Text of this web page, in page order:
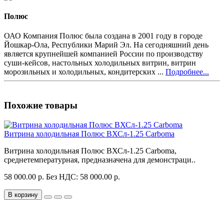
Полюс
ОАО Компания Полюс была создана в 2001 году в городе
Йошкар-Ола, Республики Марий Эл. На сегодняшний день
является крупнейшей компанией России по производству
суши-кейсов, настольных холодильных витрин, витрин
морозильных и холодильных, кондитерских ... Подробнее...
Похожие товары
Витрина холодильная Полюс ВХСл-1.25 Carboma
Витрина холодильная Полюс ВХСл-1.25 Carboma,
среднетемпературная, предназначена для демонстраци..
58 000.00 р. Без НДС: 58 000.00 р.
В корзину